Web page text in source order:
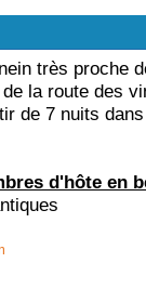
très proche
la route des
de 7 nuits
d'hôte en